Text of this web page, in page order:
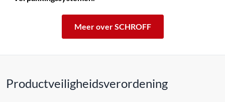
Meer over SCHROFF
Productveiligheidsverordening